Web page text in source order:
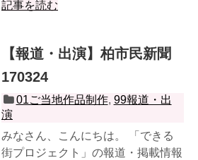
記事を読む
【報道・出演】柏市民新聞
170324
01ご当地作品制作, 99報道・出
演
みなさん、こんにちは。 「できる
街プロジェクト」の報道・掲載情報